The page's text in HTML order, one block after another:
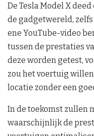
De Tesla Model X
de gadgetwereld, zelfs
ene YouTube-video
tussen de prestaties
deze worden getest,
zou het voertuig
locatie zonder een
In de toekomst zullen
waarschijnlijk de